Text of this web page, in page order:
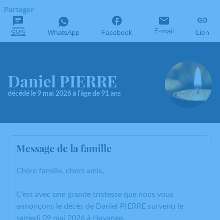
Partager
SMS WhatsApp Facebook E-mail Lien
Daniel PIERRE
décédé le 9 mai 2026 à l'âge de 91 ans
Message de la famille
Chère famille, chers amis,
C’est avec une grande tristesse que nous vous
annonçons le décès de Daniel PIERRE survenu le
samedi 09 mai 2026 à Hayange.